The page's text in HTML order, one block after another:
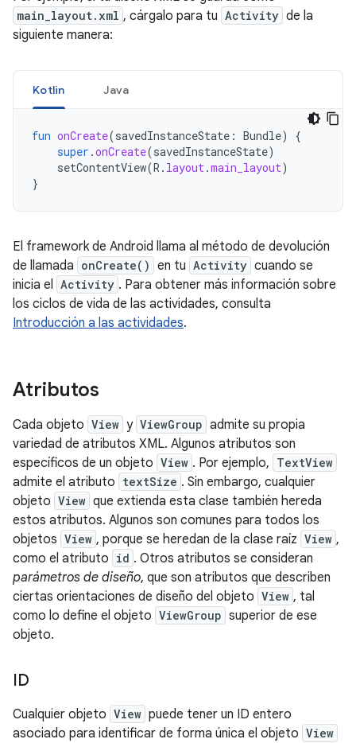
main_layout.xml , cárgalo para tu Activity de la
siguiente manera:
Kotlin Java
fun onCreate(savedInstanceState : Bundle)
{
super .onCreate(savedInstanceState)
setContentView(R . layout.main_layout)
}
El framework de Android llama al método de devolución
de llamada onCreate() en tu Activity cuando se
inicia el Activity . Para obtener más información sobre
los ciclos de vida de las actividades, consulta
Introducción a las actividades.
Atributos
Cada objeto View y ViewGroup admite su propia
variedad de atributos XML. Algunos atributos son
específicos de un objeto View . Por ejemplo, TextView
admite el atributo textSize . Sin embargo, cualquier
objeto View que extienda esta clase también hereda
estos atributos. Algunos son comunes para todos los
objetos View , porque se heredan de la clase raíz View ,
como el atributo id . Otros atributos se consideran
parámetros de diseño, que son atributos que describen
ciertas orientaciones de diseño del objeto View , tal
como lo define el objeto ViewGroup superior de ese
objeto.
ID
Cualquier objeto View puede tener un ID entero
asociado para identificar de forma única el objeto View